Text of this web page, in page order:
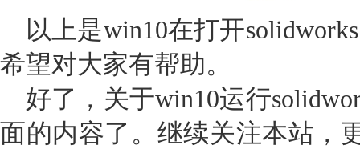
以上是win10在打开
希望对大家有帮助。
好了，关于win10运行
面的内容了。继续关注本站，